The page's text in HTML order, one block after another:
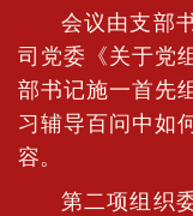
会议由支部
司党委《关于党
部书记施一首先
习辅导百问中如
容。
第二项组织